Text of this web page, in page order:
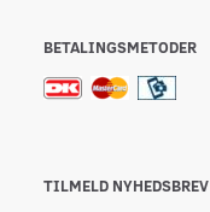
BETALINGSMETODER
TILMELD NYHEDSBREV